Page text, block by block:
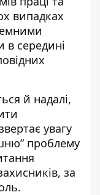
випадках
в середині
й надалі,
увагу
проблему
за